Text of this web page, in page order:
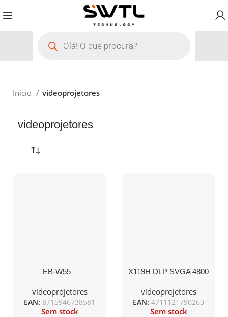
Início videoprojetores
videoprojetores
EB-W55 –
videoprojetores
EAN: 8715946738581
Sem stock
X119H DLP SVGA 4800
KG EURO POWER –
videoprojetores
EAN: 4711121790263
Sem stock